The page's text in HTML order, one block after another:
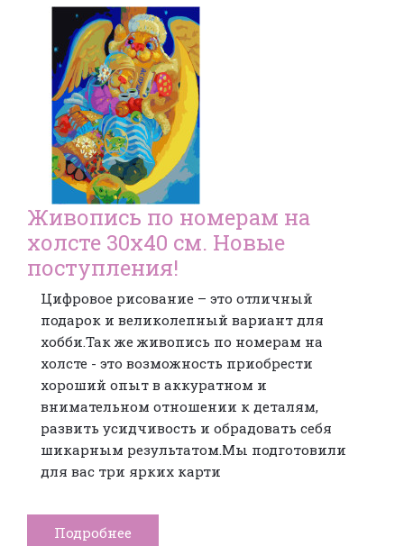
Живопись по номерам на
холсте 30х40 см. Новые
поступления!
Цифровое рисование – это отличный
подарок и великолепный вариант для
хобби.Так же живопись по номерам на
холсте - это возможность приобрести
хороший опыт в аккуратном и
внимательном отношении к деталям,
развить усидчивость и обрадовать себя
шикарным результатом.Мы подготовили
для вас три ярких карти
Подробнее